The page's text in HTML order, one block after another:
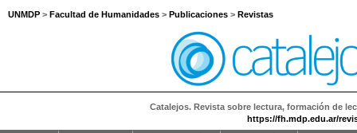
UNMDP > Facultad de Humanidades > Publicaciones > Revistas
Catalejos. Revista sobre lectura, formación de
https://fh.mdp.edu.ar/